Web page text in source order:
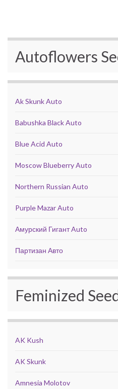
Autoflowers
Ak Skunk Auto
Babushka Black Auto
Blue Acid Auto
Moscow Blueberry Auto
Northern Russian Auto
Purple Mazar Auto
Амурский Гигант Auto
Партизан Авто
Feminized
AK Kush
AK Skunk
Amnesia Molotov